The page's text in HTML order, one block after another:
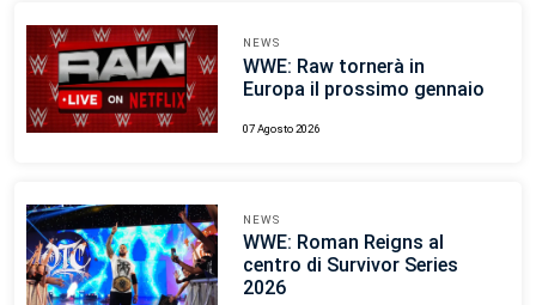
NEWS
WWE: Raw tornerà in
Europa il prossimo gennaio
07 Agosto 2026
NEWS
WWE: Roman Reigns al
centro di Survivor Series
2026